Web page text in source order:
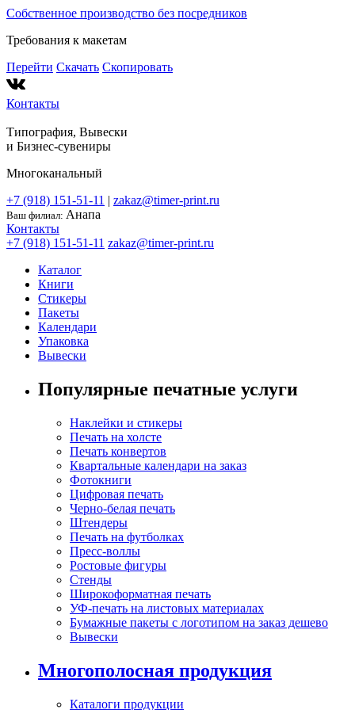
Собственное производство без посредников
Требования к макетам
Перейти Скачать Скопировать
Контакты
Типография, Вывески
и Бизнес-сувениры
Многоканальный
+7 (918) 151-51-11 | zakaz@timer-print.ru
Ваш филиал: Анапа
Контакты
+7 (918) 151-51-11 zakaz@timer-print.ru
Каталог
Книги
Стикеры
Пакеты
Календари
Упаковка
Вывески
Популярные печатные услуги
Наклейки и стикеры
Печать на холсте
Печать конвертов
Квартальные календари на заказ
Фотокниги
Цифровая печать
Черно-белая печать
Штендеры
Печать на футболках
Пресс-воллы
Ростовые фигуры
Стенды
Широкоформатная печать
УФ-печать на листовых материалах
Бумажные пакеты с логотипом на заказ дешево
Вывески
Многополосная продукция
Каталоги продукции